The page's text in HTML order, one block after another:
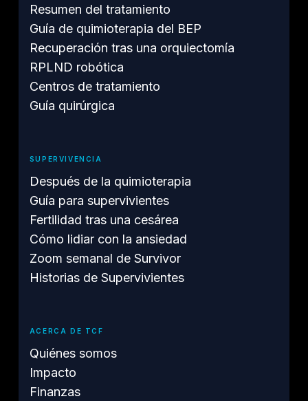
Resumen del tratamiento
Guía de quimioterapia del BEP
Recuperación tras una orquiectomía
RPLND robótica
Centros de tratamiento
Guía quirúrgica
SUPERVIVENCIA
Después de la quimioterapia
Guía para supervivientes
Fertilidad tras una cesárea
Cómo lidiar con la ansiedad
Zoom semanal de Survivor
Historias de Supervivientes
ACERCA DE TCF
Quiénes somos
Impacto
Finanzas